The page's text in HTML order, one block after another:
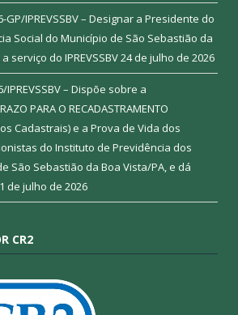
GP/IPREVSSBV – Designar a Presidente do
Social do Município de São Sebastião da
serviço do IPREVSSBV24 de julho de 2026
IPREVSSBV – Dispõe sobre a
PARA O RECADASTRAMENTO
Cadastrais) e a Prova de Vida dos
do Instituto de Previdência dos
São Sebastião da Boa Vista/PA, e dá
1 de julho de 2026
CR2